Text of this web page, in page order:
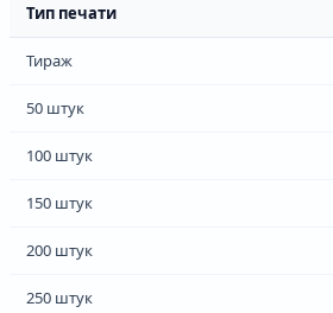
Тип печати
Тираж
50 штук
100 штук
150 штук
200 штук
250 штук